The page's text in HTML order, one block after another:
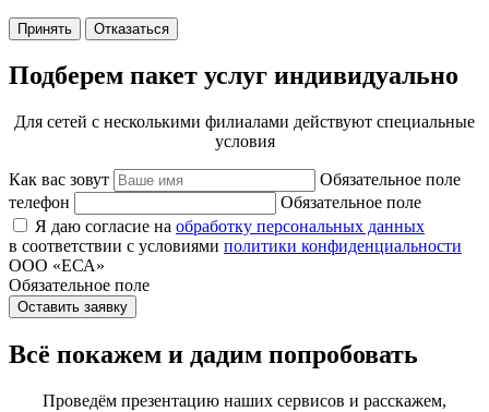
Принять Отказаться
Подберем пакет услуг индивидуально
Для сетей с несколькими филиалами действуют специальные
условия
Как вас зовут
Обязательное поле
телефон
Обязательное поле
Я даю согласие на обработку персональных данных
в соответствии с условиями политики конфиденциальности
ООО «ЕСА»
Обязательное поле
Оставить заявку
Всё покажем и дадим попробовать
Проведём презентацию наших сервисов и расскажем,